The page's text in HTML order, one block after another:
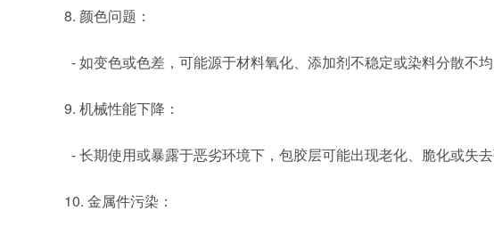
8. 颜色问题：
- 如变色或色差，可能源于材料氧化、添加剂不稳定或染料分散不均
9. 机械性能下降：
- 长期使用或暴露于恶劣环境下，包胶层可能出现老化、脆化或失去
10. 金属件污染：